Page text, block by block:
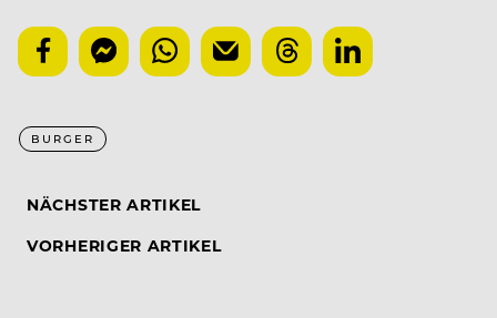
BURGER
NÄCHSTER ARTIKEL
VORHERIGER ARTIKEL